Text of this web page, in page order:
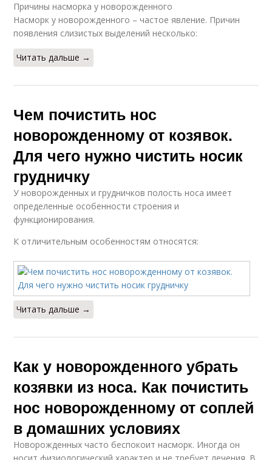
Причины насморка у новорожденного
Насморк у новорожденного – частое явление. Причин
появления слизистых выделений несколько:
Читать дальше →
Чем почистить нос
новорожденному от козявок.
Для чего нужно чистить носик
грудничку
У новорожденных и грудничков полость носа имеет
определенные особенности строения и
функционирования.
К отличительным особенностям относятся:
Читать дальше →
Как у новорожденного убрать
козявки из носа. Как почистить
нос новорожденному от соплей
в домашних условиях
Новорожденных часто беспокоит насморк. Иногда он